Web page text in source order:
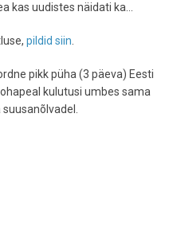
kas uudistes näidati ka...
pildid siin
pikk püha (3 päeva) Eesti
kulutusi umbes sama